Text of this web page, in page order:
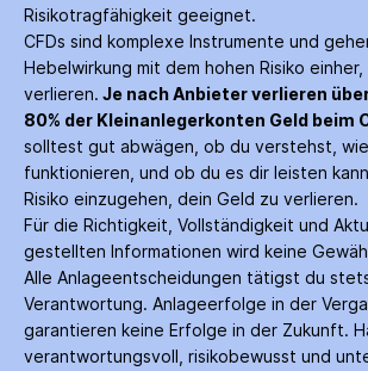
Risiko­tragfähigkeit geeignet.
CFDs sind komplexe Instrumente und
Hebelwirkung mit dem hohen Risiko
verlieren. Je nach Anbieter verlieren
80% der Kleinanleger­konten Geld beim
solltest gut abwägen, ob du verstehst, wie
funktionieren, und ob du es dir leisten
Risiko einzugehen, dein Geld zu verlieren.
Für die Richtigkeit, Vollständigkeit und
gestellten Informationen wird keine
Alle Anlage­entscheidungen tätigst du
Verantwortung. Anlage­erfolge in der
garantieren keine Erfolge in der Zukunft.
verantwortungsvoll, risiko­bewusst und